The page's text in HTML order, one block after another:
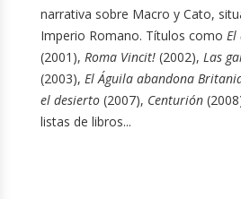
narrativa sobre Macro y Cato,
Imperio Romano. Títulos como El
(2001), Roma Vincit! (2002), Las
(2003), El Águila abandona
el desierto (2007), Centurión
listas de libros...